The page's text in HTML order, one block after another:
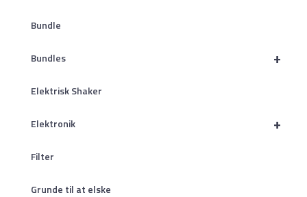
Bundle
+
Bundles
Elektrisk Shaker
+
Elektronik
Filter
Grunde til at elske